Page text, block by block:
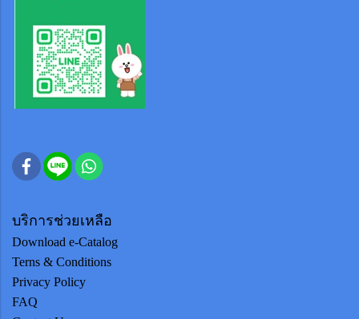
บริการช่วยเหลือ
Download e-Catalog
Terns & Conditions
Privacy Policy
FAQ